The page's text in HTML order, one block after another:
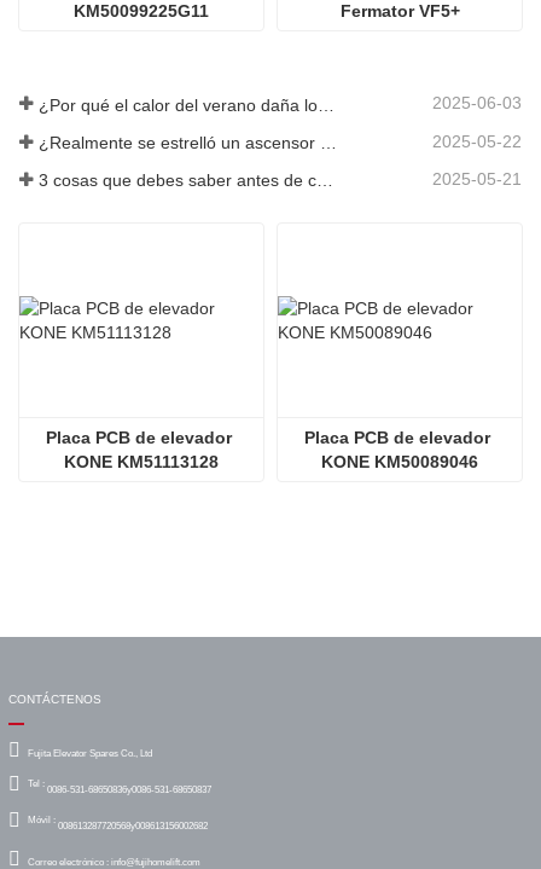
KM50099225G11
Fermator VF5+
2025-06-03
2025-05-22
3 cosas que debes saber antes de comprar un ascensor 2025-05-21
Placa PCB de elevador
KONE KM51113128
Placa PCB de elevador
KONE KM50089046
CONTÁCTENOS
Fujita Elevator Spares Co., Ltd
Tel : 0086-531-68650836y0086-531-68650837
Móvil : 008613287720568y008613156002682
Correo electrónico : info@fujihomelift.com